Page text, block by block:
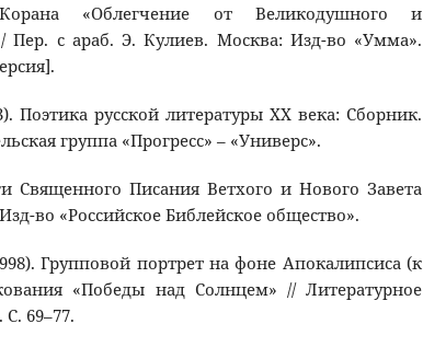
«Облегчение от Великодушного и
Пер. с араб. Э. Кулиев. Москва: Изд-во «Умма».
Поэтика русской литературы ХХ века: Сборник.
группа «Прогресс» – «Универс».
Священного Писания Ветхого и Нового Завета
во «Российское Библейское общество».
Групповой портрет на фоне Апокалипсиса (к
«Победы над Солнцем» // Литературное
69–77.